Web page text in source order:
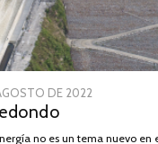
DE 2022
no es un tema nuevo en